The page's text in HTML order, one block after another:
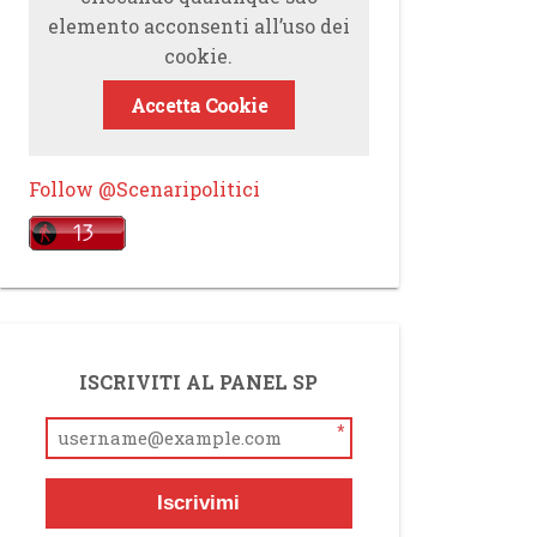
elemento acconsenti all’uso dei
cookie.
Accetta Cookie
Follow @Scenaripolitici
ISCRIVITI AL PANEL SP
*
Iscrivimi